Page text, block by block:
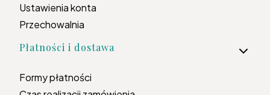
Ustawienia konta
Przechowalnia
Płatności i dostawa
Formy płatności